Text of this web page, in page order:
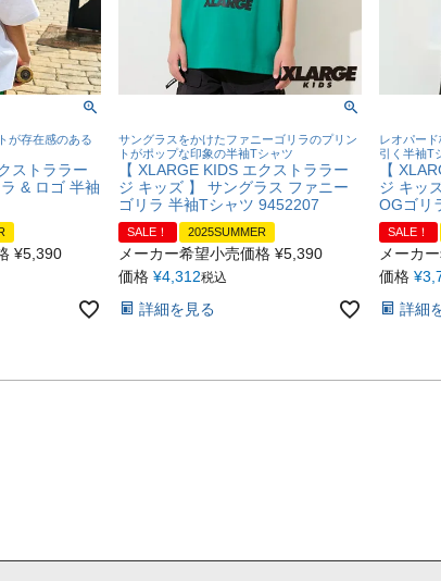
が存在感のある
ストララー
& ロゴ 半袖
¥5,390
サングラスをかけたファニーゴリラのプリン
トがポップな印象の半袖Tシャツ
【 XLARGE KIDS エクストララー
ジ キッズ 】 サングラス ファニー
ゴリラ 半袖Tシャツ 9452207
SALE！ 2025SUMMER
メーカー希望小売価格 ¥5,390
価格 ¥4,312税込
詳細を見る
レオパー
引く半袖T
【
ジ キッ
OGゴリ
SALE！
メーカ
価格 ¥
詳細